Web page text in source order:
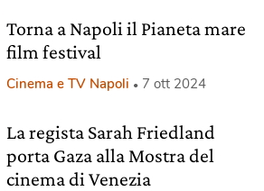
Torna a Napoli il Pianeta mare
film festival
Cinema e TV Napoli 7 ott 2024
La regista Sarah Friedland
porta Gaza alla Mostra del
cinema di Venezia